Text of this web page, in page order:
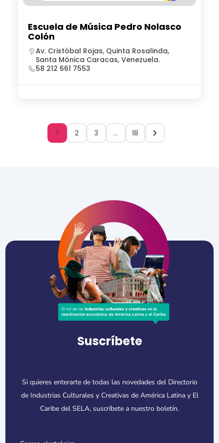
Escuela de Música Pedro Nolasco
Colón
Av. Cristóbal Rojas, Quinta Rosalinda,
Santa Mónica Caracas, Venezuela.
58 212 661 7553
1 2 3 … 18
Suscríbete
Si quieres enterarte de todas las novedades del Directorio
de Industrias Culturales y Creativas de América Latina y El
Caribe del SELA, suscríbete a nuestro boletín.